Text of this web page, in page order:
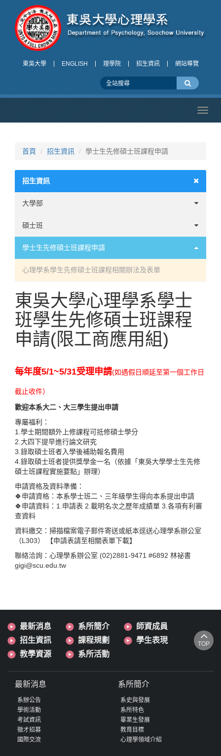
東吳大學 ENGLISH 理學院 招生資訊 網站導覽
首頁 招生資訊 學士生先修碩士班課程申請
招生資訊
大學部
轉學
轉系
抵免須知
碩士班
甄試
考試
學士生先修碩士班課程申請
心理學系學生先修碩士班課程相關辦法及表單
東吳大學心理學系學士
班學生先修碩士班課程
申請(限工商應用組)
每年度5/1~5/31受理申請(如遇假日順延至第一個工作日
截止收件）
歡迎本系大二、大三學生提出申請
專屬福利：
1.學士期間額外上修課程可抵修碩士學分
2.大四下提早進行論文研究
3.錄取碩士班者入學後補助報名費用
4.錄取碩士班者提供獎學金一名（依據「東吳大學學士生先修
碩士班課程實施要點」辦理）
申請資格及資料準備：
🍀申請資格：本系學士班二、三年級學生得向本系提出申請
🍀申請資料：1.申請表 2.載明名次之歷年成績單 3.各項有利審
查資料
資料繳交：掃描檔案電子郵件寄送或紙本逕送心理學系辦公室
（L303） 【申請表請至相關表單下載】
聯絡洽詢：心理學系辦公室 (02)2881-9471 #6892 林祕書
gigi@scu.edu.tw
最新消息 系所簡介
師資成員
招生資訊
課程規劃
學生表現
教學資源
系所活動
TOP
最新消息
系辦公告
學術活動
考試資訊
徵才招募
國際交流
系所簡介
系史與發展
系所特色
畢業生發展
教育目標
心理學領域介紹